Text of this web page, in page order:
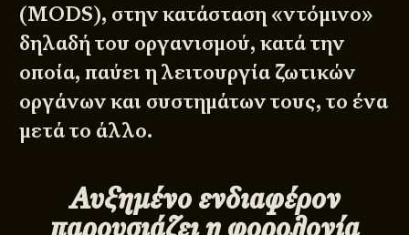
(MODS), στην κατάσταση «ντόμινο»
δηλαδή του οργανισμού, κατά την
οποία, παύει η λειτουργία ζωτικών
οργάνων και συστημάτων τους, το ένα
μετά το άλλο.
Αυξημένο ενδιαφέρον
παρουσιάζει η φορολογία